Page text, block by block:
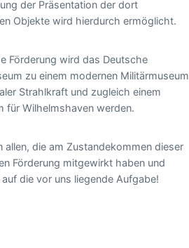
Objekte wird hierdurch ermöglicht.
Förderung wird das Deutsche
zu einem modernen Militärmuseum
Strahlkraft und zugleich einem
für Wilhelmshaven werden.
allen, die am Zustandekommen dieser
Förderung mitgewirkt haben und
die vor uns liegende Aufgabe!